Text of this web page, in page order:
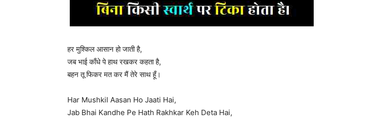
हर मुश्किल आसान हो जाती है,
जब भाई काँधे पे हाथ रखकर कहता है,
बहन तू फिकर मत कर मैं तेरे साथ हूँ।
Har Mushkil Aasan Ho Jaati Hai,
Jab Bhai Kandhe Pe Hath Rakhkar Keh Deta Hai,